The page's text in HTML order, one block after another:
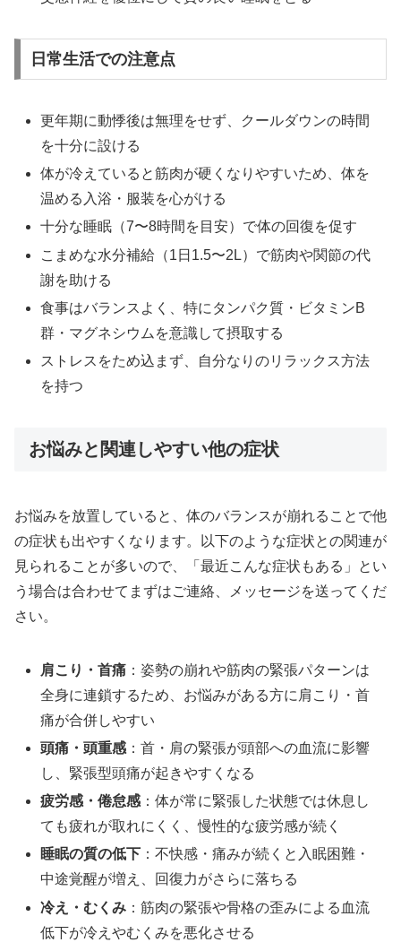
日常生活での注意点
更年期に動悸後は無理をせず、クールダウンの時間
を十分に設ける
体が冷えていると筋肉が硬くなりやすいため、体を
温める入浴・服装を心がける
十分な睡眠（7〜8時間を目安）で体の回復を促す
こまめな水分補給（1日1.5〜2L）で筋肉や関節の代
謝を助ける
食事はバランスよく、特にタンパク質・ビタミンB
群・マグネシウムを意識して摂取する
ストレスをため込まず、自分なりのリラックス方法
を持つ
お悩みと関連しやすい他の症状
お悩みを放置していると、体のバランスが崩れることで他
の症状も出やすくなります。以下のような症状との関連が
見られることが多いので、「最近こんな症状もある」とい
う場合は合わせてまずはご連絡、メッセージを送ってくだ
さい。
肩こり・首痛 ：姿勢の崩れや筋肉の緊張パターンは
全身に連鎖するため、お悩みがある方に肩こり・首
痛が合併しやすい
頭痛・頭重感 ：首・肩の緊張が頭部への血流に影響
し、緊張型頭痛が起きやすくなる
疲労感・倦怠感 ：体が常に緊張した状態では休息し
ても疲れが取れにくく、慢性的な疲労感が続く
睡眠の質の低下 ：不快感・痛みが続くと入眠困難・
中途覚醒が増え、回復力がさらに落ちる
冷え・むくみ ：筋肉の緊張や骨格の歪みによる血流
低下が冷えやむくみを悪化させる